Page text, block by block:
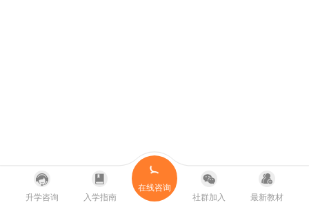
升学咨询 入学指南
在线咨询
社群加入
最新教材